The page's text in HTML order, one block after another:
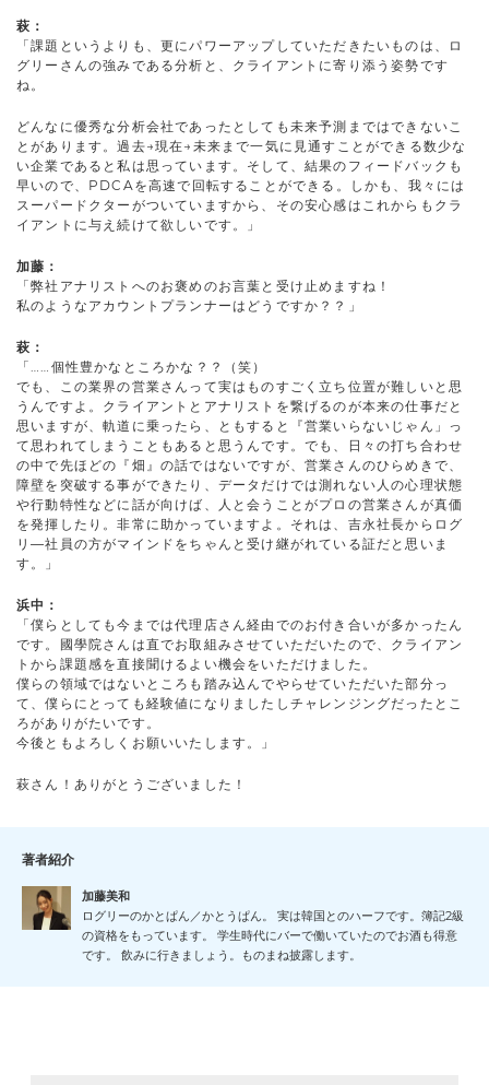
萩：
「課題というよりも、更にパワーアップしていただきたいものは、ロ
グリーさんの強みである分析と、クライアントに寄り添う姿勢です
ね。
どんなに優秀な分析会社であったとしても未来予測まではできないこ
とがあります。過去→現在→未来まで一気に見通すことができる数少な
い企業であると私は思っています。そして、結果のフィードバックも
早いので、PDCAを高速で回転することができる。しかも、我々には
スーパードクターがついていますから、その安心感はこれからもクラ
イアントに与え続けて欲しいです。」
加藤：
「弊社アナリストへのお褒めのお言葉と受け止めますね！
私のようなアカウントプランナーはどうですか？？」
萩：
「……個性豊かなところかな？？（笑）
でも、この業界の営業さんって実はものすごく立ち位置が難しいと思
うんですよ。クライアントとアナリストを繋げるのが本来の仕事だと
思いますが、軌道に乗ったら、ともすると『営業いらないじゃん」っ
て思われてしまうこともあると思うんです。でも、日々の打ち合わせ
の中で先ほどの『畑』の話ではないですが、営業さんのひらめきで、
障壁を突破する事ができたり、データだけでは測れない人の心理状態
や行動特性などに話が向けば、人と会うことがプロの営業さんが真価
を発揮したり。非常に助かっていますよ。それは、吉永社長からログ
リ―社員の方がマインドをちゃんと受け継がれている証だと思いま
す。」
浜中：
「僕らとしても今までは代理店さん経由でのお付き合いが多かったん
です。國學院さんは直でお取組みさせていただいたので、クライアン
トから課題感を直接聞けるよい機会をいただけました。
僕らの領域ではないところも踏み込んでやらせていただいた部分っ
て、僕らにとっても経験値になりましたしチャレンジングだったとこ
ろがありがたいです。
今後ともよろしくお願いいたします。」
萩さん！ありがとうございました！
著者紹介
加藤美和
ログリーのかとぱん／かとうぱん。 実は韓国とのハーフです。簿記2級
の資格をもっています。 学生時代にバーで働いていたのでお酒も得意
です。 飲みに行きましょう。ものまね披露します。